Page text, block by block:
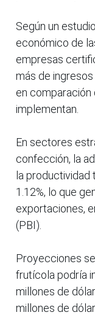
Según un
económico de
empresas
más de
en comparación
implementan.
En sectores
confección, la
la
1.12%, lo que
exportaciones,
(PBI).
Proyecciones
frutícola podría
millones de
millones de